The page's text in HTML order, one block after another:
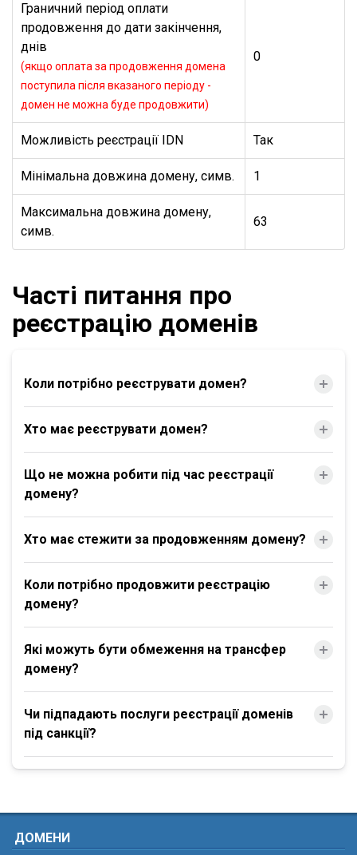
Граничний період оплати
продовження до дати закінчення,
днів
(якщо оплата за продовження домена
поступила після вказаного періоду -
домен не можна буде продовжити)
0
Можливість реєстрації IDN Так
Мінімальна довжина домену, симв. 1
Максимальна довжина домену,
симв.
63
Часті питання про
реєстрацію доменів
Коли потрібно реєструвати домен?
Хто має реєструвати домен?
Що не можна робити під час реєстрації
домену?
Хто має стежити за продовженням домену?
Коли потрібно продовжити реєстрацію
домену?
Які можуть бути обмеження на трансфер
домену?
Чи підпадають послуги реєстрації доменів
під санкції?
ДОМЕНИ